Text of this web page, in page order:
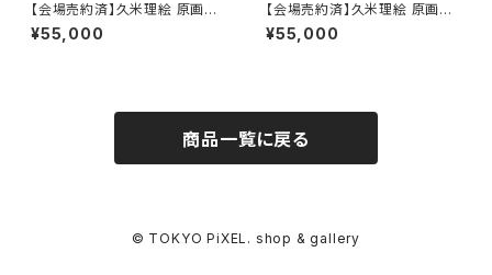
【会場売約済】久米理絵 原画５
「KAIJU DOGS colorful」
額装込み
¥55,000
【会場売約済】久米理絵 原画６
「KAIJU DOGS chic」 額装
込み
¥55,000
商品一覧に戻る
© TOKYO PiXEL. shop & gallery